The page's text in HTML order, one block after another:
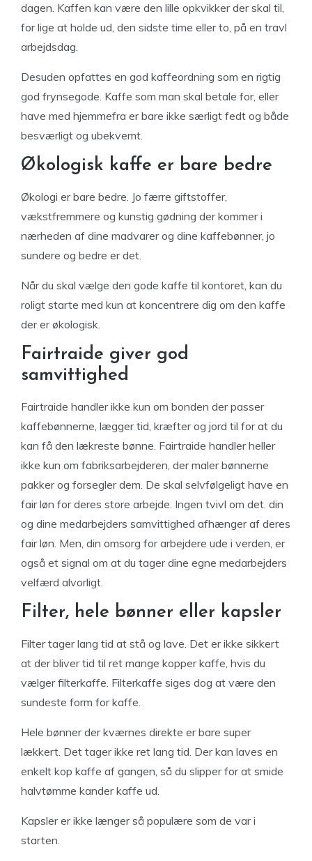
dagen. Kaffen kan være den lille opkvikker der skal til,
for lige at holde ud, den sidste time eller to, på en travl
arbejdsdag.
Desuden opfattes en god kaffeordning som en rigtig
god frynsegode. Kaffe som man skal betale for, eller
have med hjemmefra er bare ikke særligt fedt og både
besværligt og ubekvemt.
Økologisk kaffe er bare bedre
Økologi er bare bedre. Jo færre giftstoffer,
vækstfremmere og kunstig gødning der kommer i
nærheden af dine madvarer og dine kaffebønner, jo
sundere og bedre er det.
Når du skal vælge den gode kaffe til kontoret, kan du
roligt starte med kun at koncentrere dig om den kaffe
der er økologisk.
Fairtraide giver god
samvittighed
Fairtraide handler ikke kun om bonden der passer
kaffebønnerne, lægger tid, kræfter og jord til for at du
kan få den lækreste bønne. Fairtraide handler heller
ikke kun om fabriksarbejderen, der maler bønnerne
pakker og forsegler dem. De skal selvfølgeligt have en
fair løn for deres store arbejde. Ingen tvivl om det. din
og dine medarbejders samvittighed afhænger af deres
fair løn. Men, din omsorg for arbejdere ude i verden, er
også et signal om at du tager dine egne medarbejders
velfærd alvorligt.
Filter, hele bønner eller kapsler
Filter tager lang tid at stå og lave. Det er ikke sikkert
at der bliver tid til ret mange kopper kaffe, hvis du
vælger filterkaffe. Filterkaffe siges dog at være den
sundeste form for kaffe.
Hele bønner der kværnes direkte er bare super
lækkert. Det tager ikke ret lang tid. Der kan laves en
enkelt kop kaffe af gangen, så du slipper for at smide
halvtømme kander kaffe ud.
Kapsler er ikke længer så populære som de var i
starten.